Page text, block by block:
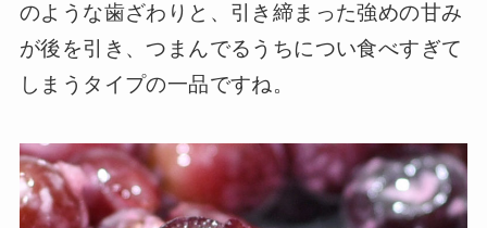
のような歯ざわりと、引き締まった強めの甘み
が後を引き、つまんでるうちについ食べすぎて
しまうタイプの一品ですね。